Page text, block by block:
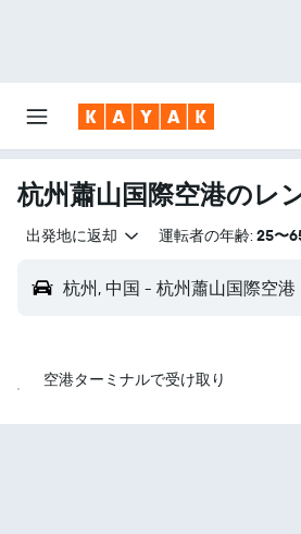
杭州蕭山国際空港のレ
出発地に返却 運転者の年齢: 25〜
杭州, 中国 - 杭州蕭山国際空港
空港ターミナルで受け取り